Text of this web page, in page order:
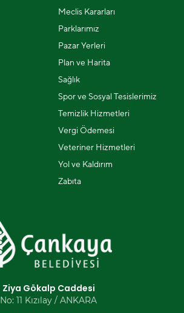
Meclis Kararları
Parklarımız
Pazar Yerleri
Plan ve Harita
Sağlık
Spor ve Sosyal Tesislerimiz
Temizlik Hizmetleri
Vergi Ödemesi
Veteriner Hizmetleri
Yol ve Kaldırım
Zabıta
Ziya Gökalp Caddesi
No: 11 Kızılay / ANKARA